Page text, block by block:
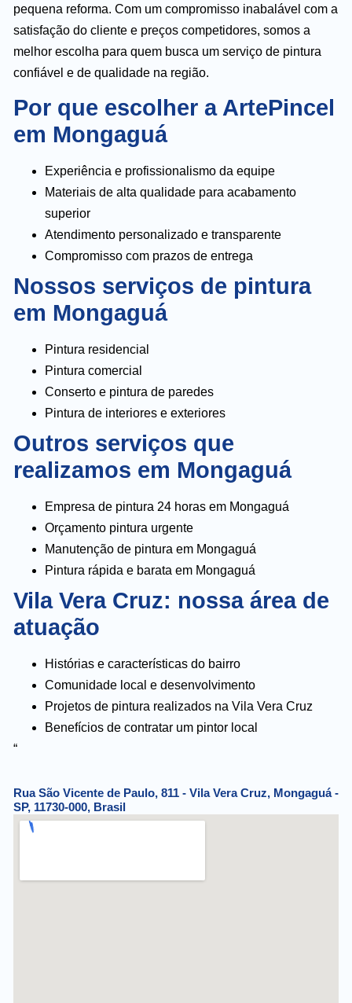
pequena reforma. Com um compromisso inabalável com a
satisfação do cliente e preços competidores, somos a
melhor escolha para quem busca um serviço de pintura
confiável e de qualidade na região.
Por que escolher a ArtePincel
em Mongaguá
Experiência e profissionalismo da equipe
Materiais de alta qualidade para acabamento
superior
Atendimento personalizado e transparente
Compromisso com prazos de entrega
Nossos serviços de pintura
em Mongaguá
Pintura residencial
Pintura comercial
Conserto e pintura de paredes
Pintura de interiores e exteriores
Outros serviços que
realizamos em Mongaguá
Empresa de pintura 24 horas em Mongaguá
Orçamento pintura urgente
Manutenção de pintura em Mongaguá
Pintura rápida e barata em Mongaguá
Vila Vera Cruz: nossa área de
atuação
Histórias e características do bairro
Comunidade local e desenvolvimento
Projetos de pintura realizados na Vila Vera Cruz
Benefícios de contratar um pintor local
“
Rua São Vicente de Paulo, 811 - Vila Vera Cruz, Mongaguá -
SP, 11730-000, Brasil